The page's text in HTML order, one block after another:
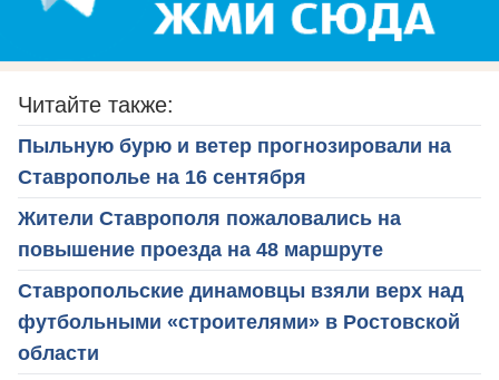
Читайте также:
Пыльную бурю и ветер прогнозировали на
Ставрополье на 16 сентября
Жители Ставрополя пожаловались на
повышение проезда на 48 маршруте
Ставропольские динамовцы взяли верх над
футбольными «строителями» в Ростовской
области